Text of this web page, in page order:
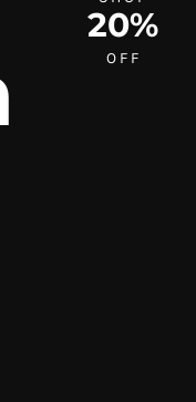
20%
OFF